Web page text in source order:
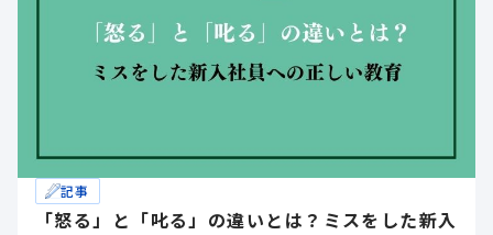
記事
「怒る」と「叱る」の違いとは？ミスをした新入